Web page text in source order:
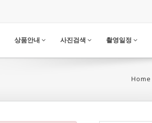
상품안내 사진검색 촬영일정
Home